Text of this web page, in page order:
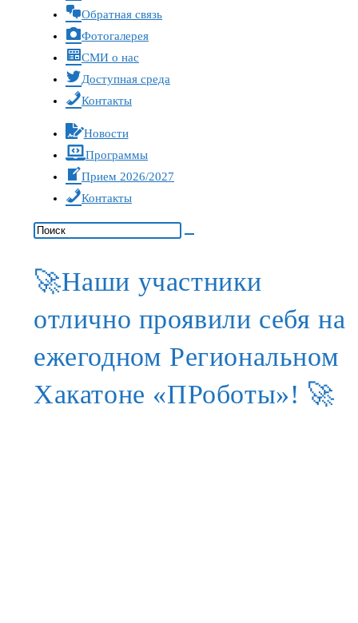
Обратная связь
Фотогалерея
СМИ о нас
Доступная среда
Контакты
Новости
Программы
Прием 2026/2027
Контакты
🚀Наши участники
отлично проявили себя на
ежегодном Региональном
Хакатоне «ПРоботы»! 🚀